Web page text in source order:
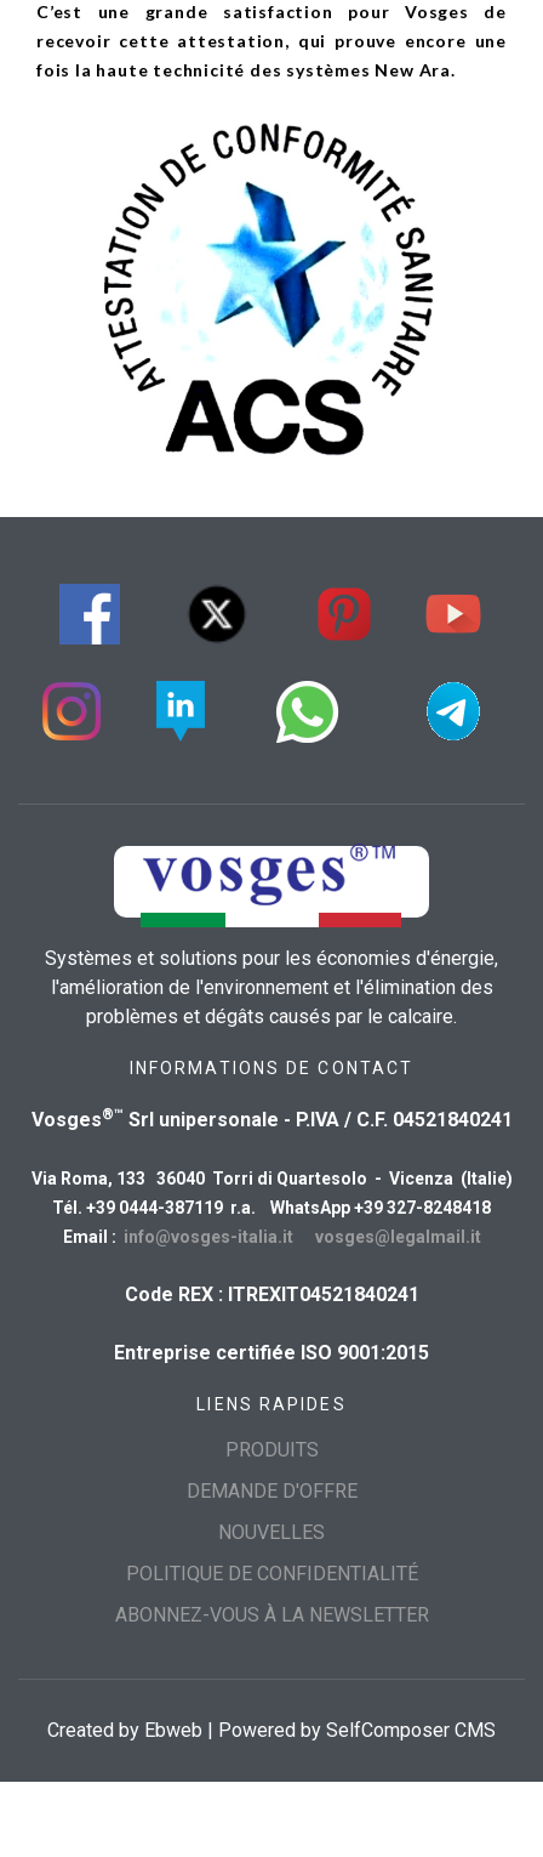
C’est une grande satisfaction pour Vosges de
recevoir cette attestation, qui prouve encore une
fois la haute technicité des systèmes New Ara.
Systèmes et solutions pour les économies d'énergie,
l'amélioration de l'environnement et l'élimination des
problèmes et dégâts causés par le calcaire.
INFORMATIONS DE CONTACT
Vosges®™ Srl unipersonale - P.IVA / C.F. 04521840241
Via Roma, 133 36040 Torri di Quartesolo - Vicenza (Italie)
Tél. +39 0444-387119 r.a. WhatsApp +39 327-8248418
Email : info@vosges-italia.it vosges@legalmail.it
Code REX : ITREXIT04521840241
Entreprise certifiée ISO 9001:2015
LIENS RAPIDES
PRODUITS
DEMANDE D'OFFRE
NOUVELLES
POLITIQUE DE CONFIDENTIALITÉ
ABONNEZ-VOUS À LA NEWSLETTER
Created by Ebweb | Powered by SelfComposer CMS